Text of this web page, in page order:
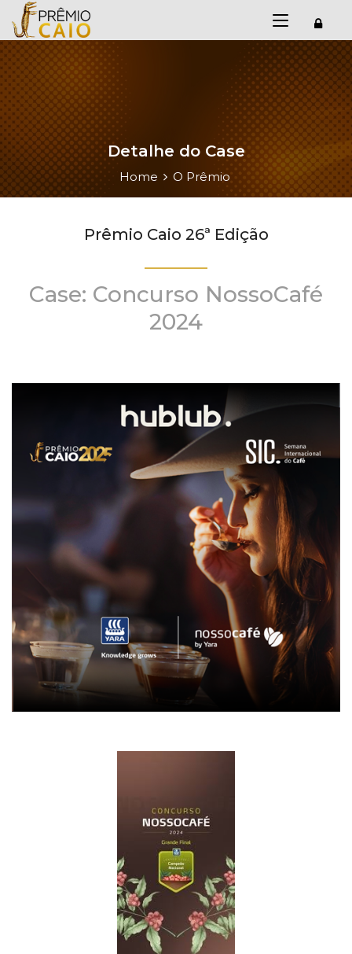
Detalhe do Case
Home O Prêmio
Prêmio Caio 26ª Edição
Case: Concurso NossoCafé
2024